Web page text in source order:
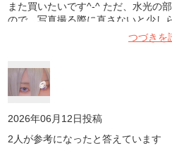
また買いたいです^-^ ただ、水光の
ので、写真撮る際に直さないと少し
しかし私的は発色が綺麗なのであま
つづきを
2026年06月12日投稿
2 人が参考になったと答えています